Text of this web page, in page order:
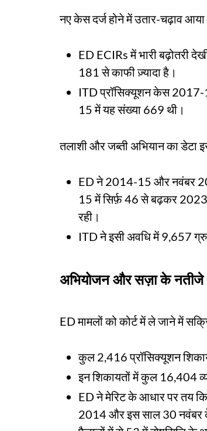
नए केस दर्ज होने में उतार-चढ़ाव
ED ECIRs में भारी बढ़ोतरी
181 से काफी ज़्यादा है।
ITD प्रॉसिक्यूशन केस 2017-
15 में यह संख्या 669 थी।
तलाशी और जब्ती अभियान का डेटा
ED ने 2014-15 और नवंबर
15 में सिर्फ़ 46 से बढ़कर
रही।
ITD ने इसी अवधि में 9,657
अभियोजन और सज़ा के नतीजे
ED मामलों को कोर्ट में ले जाने में
कुल 2,416 प्रॉसिक्यूशन
इन शिकायतों में कुल 16,404
ED ने मेरिट के आधार पर तय किए
2014 और इस साल 30 नवंबर के